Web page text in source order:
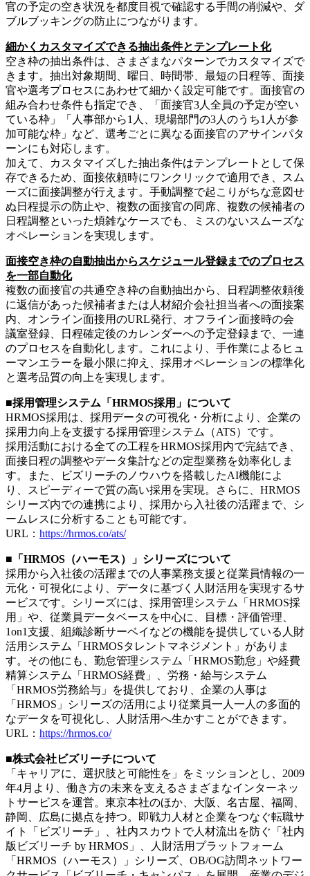
官の予定の空き状況を都度目視で確認する手間の削減や、ダ
ブルブッキングの防止につながります。
細かくカスタマイズできる抽出条件とテンプレート化
空き枠の抽出条件は、さまざまなパターンでカスタマイズで
きます。抽出対象期間、曜日、時間帯、最短の日程等、面接
官や選考プロセスにあわせて細かく設定可能です。面接官の
組み合わせ条件も指定でき、「面接官3人全員の予定が空い
ている枠」「人事部から1人、現場部門の3人のうち1人が参
加可能な枠」など、選考ごとに異なる面接官のアサインパタ
ーンにも対応します。
加えて、カスタマイズした抽出条件はテンプレートとして保
存できるため、面接依頼時にワンクリックで適用でき、スム
ーズに面接調整が行えます。手動調整で起こりがちな意図せ
ぬ日程提示の防止や、複数の面接官の同席、複数の候補者の
日程調整といった煩雑なケースでも、ミスのないスムーズな
オペレーションを実現します。
面接空き枠の自動抽出からスケジュール登録までのプロセス
を一部自動化
複数の面接官の共通空き枠の自動抽出から、日程調整依頼後
に返信があった候補者または人材紹介会社担当者への面接案
内、オンライン面接用のURL発行、オフライン面接時の会
議室登録、日程確定後のカレンダーへの予定登録まで、一連
のプロセスを自動化します。これにより、手作業によるヒュ
ーマンエラーを最小限に抑え、採用オペレーションの標準化
と選考品質の向上を実現します。
■採用管理システム「HRMOS採用」について
HRMOS採用は、採用データの可視化・分析により、企業の
採用力向上を支援する採用管理システム（ATS）です。
採用活動における全ての工程をHRMOS採用内で完結でき、
面接日程の調整やデータ集計などの定型業務を効率化しま
す。また、ビズリーチのノウハウを搭載したAI機能によ
り、スピーディーで質の高い採用を実現。さらに、HRMOS
シリーズ内での連携により、採用から入社後の活躍まで、シ
ームレスに分析することも可能です。
URL： https://hrmos.co/ats/
■「HRMOS（ハーモス）」シリーズについて
採用から入社後の活躍までの人事業務支援と従業員情報の一
元化・可視化により、データに基づく人財活用を実現するサ
ービスです。シリーズには、採用管理システム「HRMOS採
用」や、従業員データベースを中心に、目標・評価管理、
1on1支援、組織診断サーベイなどの機能を提供している人財
活用システム「HRMOSタレントマネジメント」がありま
す。その他にも、勤怠管理システム「HRMOS勤怠」や経費
精算システム「HRMOS経費」、労務・給与システム
「HRMOS労務給与」を提供しており、企業の人事は
「HRMOS」シリーズの活用により従業員一人一人の多面的
なデータを可視化し、人財活用へ生かすことができます。
URL： https://hrmos.co/
■株式会社ビズリーチについて
「キャリアに、選択肢と可能性を」をミッションとし、2009
年4月より、働き方の未来を支えるさまざまなインターネッ
トサービスを運営。東京本社のほか、大阪、名古屋、福岡、
静岡、広島に拠点を持つ。即戦力人材と企業をつなぐ転職サ
イト「ビズリーチ」、社内スカウトで人材流出を防ぐ「社内
版ビズリーチ by HRMOS」、人財活用プラットフォーム
「HRMOS（ハーモス）」シリーズ、OB/OG訪問ネットワー